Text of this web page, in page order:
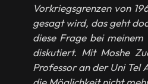
Vorkriegsgrenzen von
gesagt wird, das geht
diese Frage bei meinem
diskutiert. Mit Moshe
Professor an der Uni Tel